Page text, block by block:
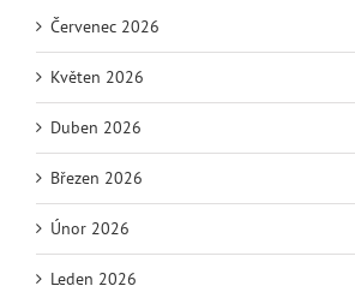
Červenec 2026
Květen 2026
Duben 2026
Březen 2026
Únor 2026
Leden 2026